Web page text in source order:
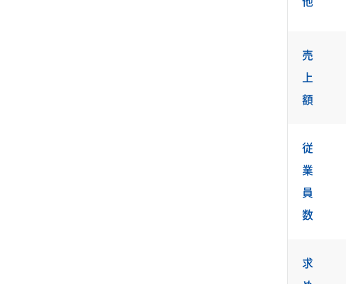
売
上
額
従
業
員
数
求